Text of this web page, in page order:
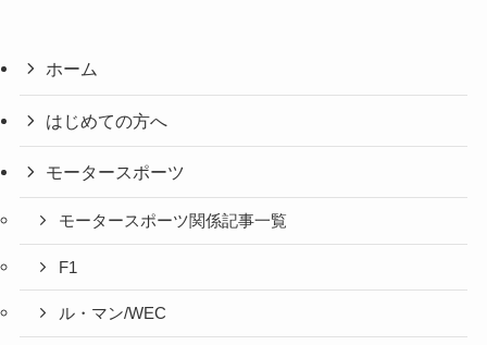
ホーム
はじめての方へ
モータースポーツ
モータースポーツ関係記事一覧
F1
ル・マン/WEC